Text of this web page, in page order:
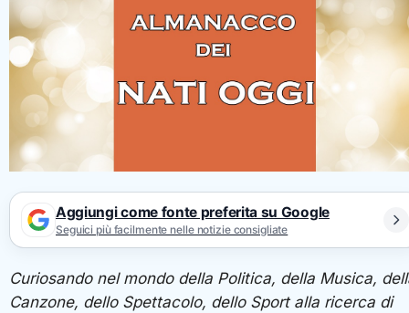
Aggiungi come fonte preferita su Google
Seguici più facilmente nelle notizie consigliate
Curiosando nel mondo della Politica, della Musica,
Canzone, dello Spettacolo, dello Sport alla ricerca di